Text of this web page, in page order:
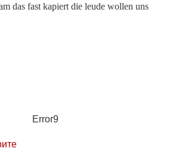
das fast kapiert die leude wollen uns
Error9